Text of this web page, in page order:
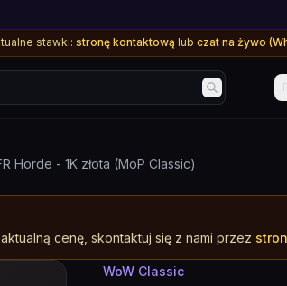
stawki: stronę kontaktową lub czat na żywo
Horde - 1K złota (MoP Classic)
cenę, skontaktuj się z nami przez
WoW Classic